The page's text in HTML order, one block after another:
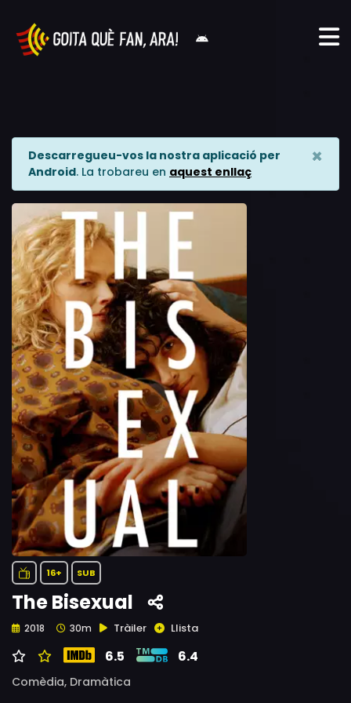
Descarregueu-vos la nostra aplicació per
Android. La trobareu en aquest enllaç
×
16+ SUB
The Bisexual
2018 30m Tràiler Llista
6.5 6.4
Comèdia, Dramàtica